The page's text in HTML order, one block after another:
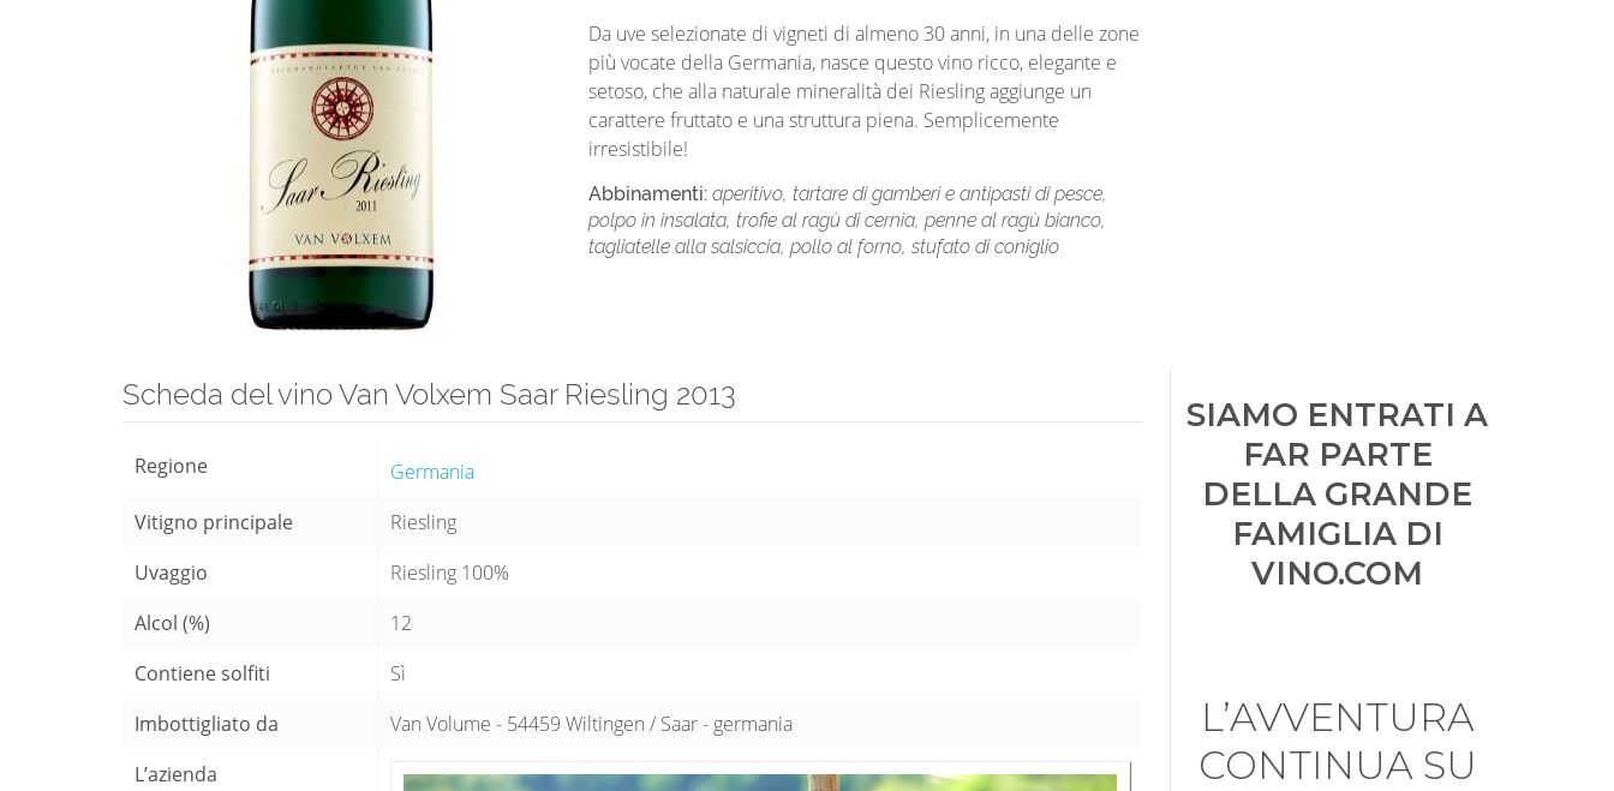
Da uve selezionate di vigneti di almeno 30 anni, in una delle zone
più vocate della Germania, nasce questo vino ricco, elegante e
setoso, che alla naturale mineralità dei Riesling aggiunge un
carattere fruttato e una struttura piena. Semplicemente
irresistibile!
Abbinamenti: aperitivo, tartare di gamberi e antipasti di pesce,
polpo in insalata, trofie al ragù di cernia, penne al ragù bianco,
tagliatelle alla salsiccia, pollo al forno, stufato di coniglio
Scheda del vino Van Volxem Saar Riesling 2013
Regione
Germania
Vitigno principale
Riesling
Uvaggio
Riesling 100%
Alcol (%)
12
Contiene solfiti
Sì
Imbottigliato da
Van Volume - 54459 Wiltingen / Saar - germania
L’azienda
SIAMO ENTRATI A
FAR PARTE
DELLA GRANDE
FAMIGLIA DI
VINO.COM
L’AVVENTURA
CONTINUA SU